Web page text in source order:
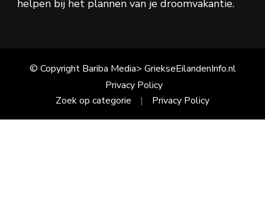
helpen bij het plannen van je droomvakantie.
© Copyright Bariba Media> GriekseEilandenInfo.nl
Privacy Policy
Zoek op categorie
Privacy Policy